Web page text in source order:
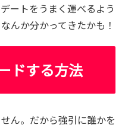
ートをうまく運べるよう
んか分かってきたかも！
ドする方法
ん。だから強引に誰かを